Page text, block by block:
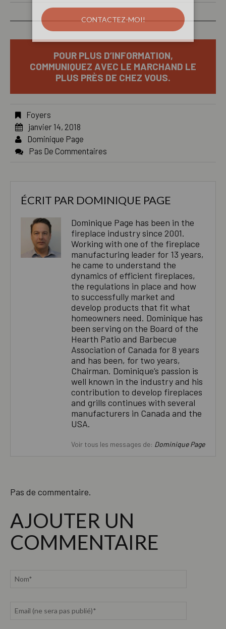
POUR PLUS D’INFORMATION,
COMMUNIQUEZ AVEC LE MARCHAND LE
PLUS PRÈS DE CHEZ VOUS.
Foyers
janvier 14, 2018
Dominique Page
Pas De Commentaires
ÉCRIT PAR DOMINIQUE PAGE
Dominique Page has been in the
fireplace industry since 2001.
Working with one of the fireplace
manufacturing leader for 13 years,
he came to understand the
dynamics of efficient fireplaces,
the regulations in place and how
to successfully market and
develop products that fit what
homeowners need. Dominique has
been serving on the Board of the
Hearth Patio and Barbecue
Association of Canada for 8 years
and has been, for two years,
Chairman. Dominique’s passion is
well known in the industry and his
contribution to develop fireplaces
and grills continues with several
manufacturers in Canada and the
USA.
Voir tous les messages de: Dominique Page
Pas de commentaire.
AJOUTER UN
COMMENTAIRE